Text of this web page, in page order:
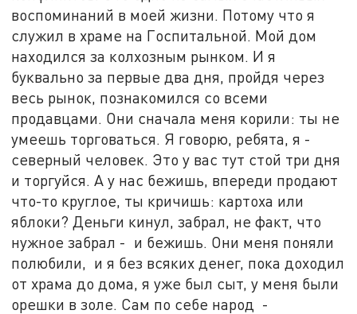
воспоминаний в моей жизни. Потому что я
служил в храме на Госпитальной. Мой дом
находился за колхозным рынком. И я
буквально за первые два дня, пройдя через
весь рынок, познакомился со всеми
продавцами. Они сначала меня корили: ты не
умеешь торговаться. Я говорю, ребята, я -
северный человек. Это у вас тут стой три дня
и торгуйся. А у нас бежишь, впереди продают
что-то круглое, ты кричишь: картоха или
яблоки? Деньги кинул, забрал, не факт, что
нужное забрал - и бежишь. Они меня поняли
полюбили, и я без всяких денег, пока доходил
от храма до дома, я уже был сыт, у меня были
орешки в золе. Сам по себе народ -